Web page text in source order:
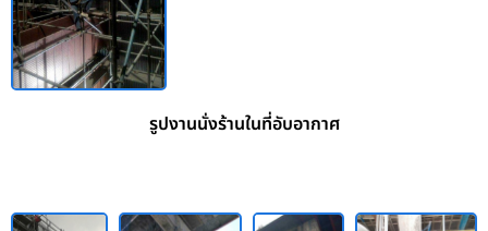
รูปงานนั่งร้านในที่อับอากาศ